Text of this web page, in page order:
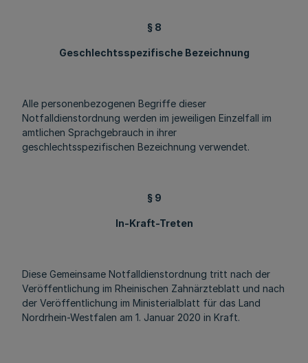
§ 8
Geschlechtsspezifische Bezeichnung
Alle personenbezogenen Begriffe dieser
Notfalldienstordnung werden im jeweiligen Einzelfall im
amtlichen Sprachgebrauch in ihrer
geschlechtsspezifischen Bezeichnung verwendet.
§ 9
In-Kraft-Treten
Diese Gemeinsame Notfalldienstordnung tritt nach der
Veröffentlichung im Rheinischen Zahnärzteblatt und nach
der Veröffentlichung im Ministerialblatt für das Land
Nordrhein-Westfalen am 1. Januar 2020 in Kraft.